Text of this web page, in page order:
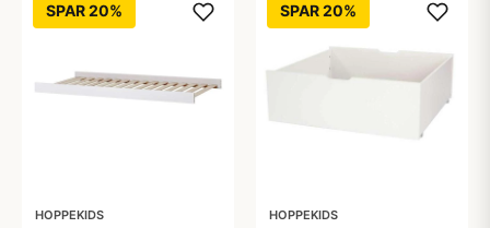
SPAR 20%
HOPPEKIDS
SPAR 20%
HOPPEKIDS